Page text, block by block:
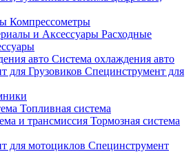
Компрессометры
Расходные
Система охлаждения авто
Специнструмент для
Топливная система
Тормозная система
Специнструмент